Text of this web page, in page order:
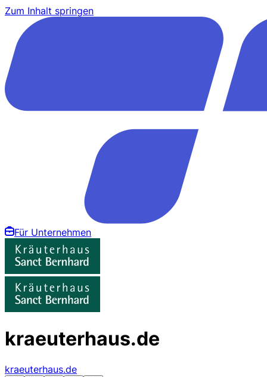
Zum Inhalt springen
Für Unternehmen
kraeuterhaus.de
kraeuterhaus.de